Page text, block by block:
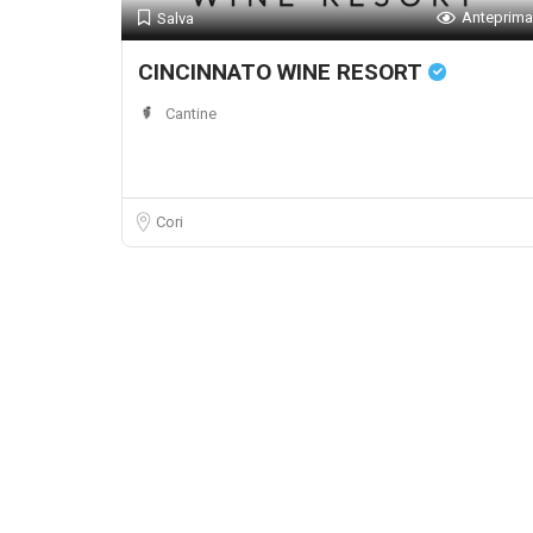
Salva Anteprima
CINCINNATO WINE RESORT
Cantine
Cori